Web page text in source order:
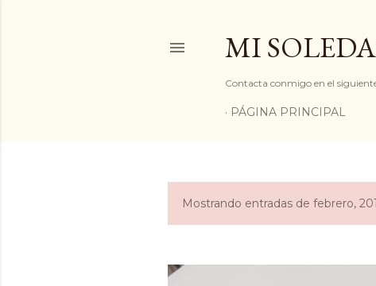
MI
Contacta conmigo en el
PÁGINA PRINCIPAL
E
t
Mostrando entradas de febrero,